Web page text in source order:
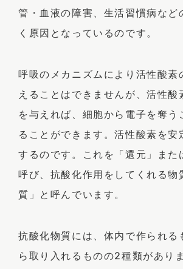
管・血液の障害、生活習慣病など
く原因となっているのです。
呼吸のメカニズムにより活性酸素
えることはできませんが、活性酸
を与えれば、細胞から電子を奪う
ることができます。活性酸素を安
するのです。これを「還元」また
呼び、抗酸化作用をしてくれる物
質」と呼んでいます。
抗酸化物質には、体内で作られる
ら取り入れるものの2種類があり